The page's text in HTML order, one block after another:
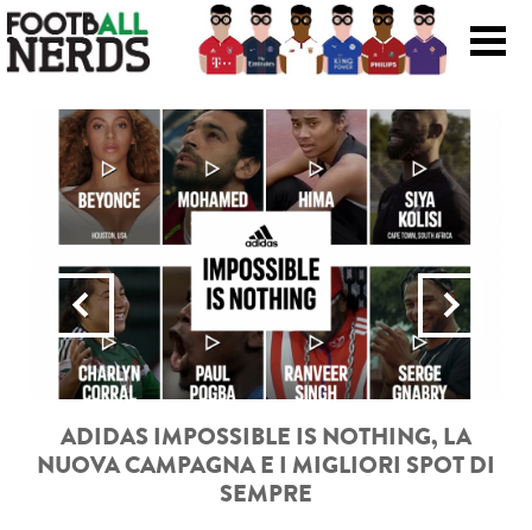
Search
Prodotti
Scarpe
Maglie
Accessori
Storie
IMPOSSIBLE IS NOTHING, LA
CAMPAGNA E I MIGLIORI SPOT DI